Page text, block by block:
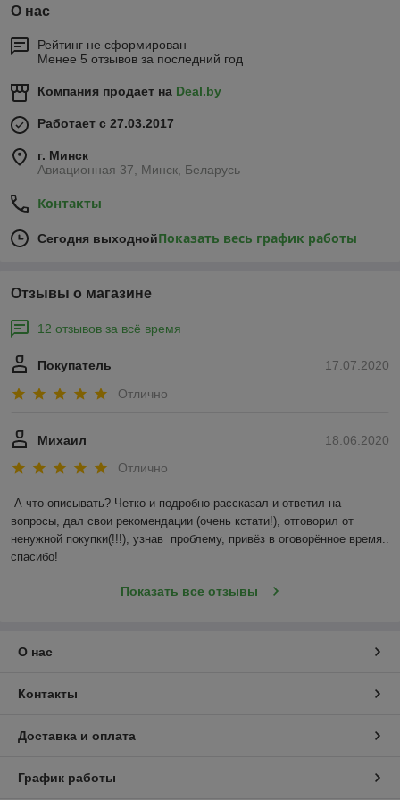
О нас
Рейтинг не сформирован
Менее 5 отзывов за последний год
Компания продает на Deal.by
Работает с 27.03.2017
г. Минск
Авиационная 37, Минск, Беларусь
Контакты
Сегодня выходнойПоказать весь график работы
Отзывы о магазине
12 отзывов за всё время
17.07.2020
Покупатель
Отлично
18.06.2020
Михаил
Отлично
А что описывать? Четко и подробно рассказал и ответил на
вопросы, дал свои рекомендации (очень кстати!), отговорил от
ненужной покупки(!!!), узнав  проблему, привёз в оговорённое время..
спасибо!
Показать все отзывы
О нас
Контакты
Доставка и оплата
График работы